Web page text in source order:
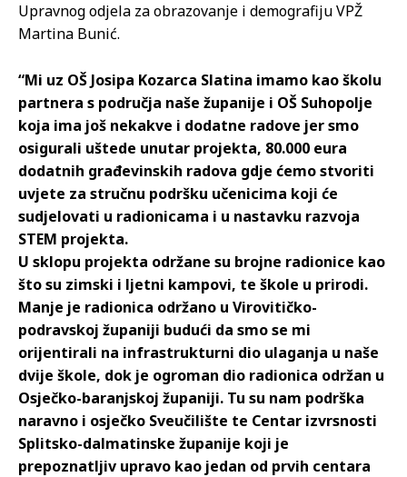
Upravnog odjela za obrazovanje i demografiju VPŽ
Martina Bunić.
“Mi uz OŠ Josipa Kozarca Slatina imamo kao školu
partnera s područja naše županije i OŠ Suhopolje
koja ima još nekakve i dodatne radove jer smo
osigurali uštede unutar projekta, 80.000 eura
dodatnih građevinskih radova gdje ćemo stvoriti
uvjete za stručnu podršku učenicima koji će
sudjelovati u radionicama i u nastavku razvoja
STEM projekta.
U sklopu projekta održane su brojne radionice kao
što su zimski i ljetni kampovi, te škole u prirodi.
Manje je radionica održano u Virovitičko-
podravskoj županiji budući da smo se mi
orijentirali na infrastrukturni dio ulaganja u naše
dvije škole, dok je ogroman dio radionica održan u
Osječko-baranjskoj županiji. Tu su nam podrška
naravno i osječko Sveučilište te Centar izvrsnosti
Splitsko-dalmatinske županije koji je
prepoznatljiv upravo kao jedan od prvih centara